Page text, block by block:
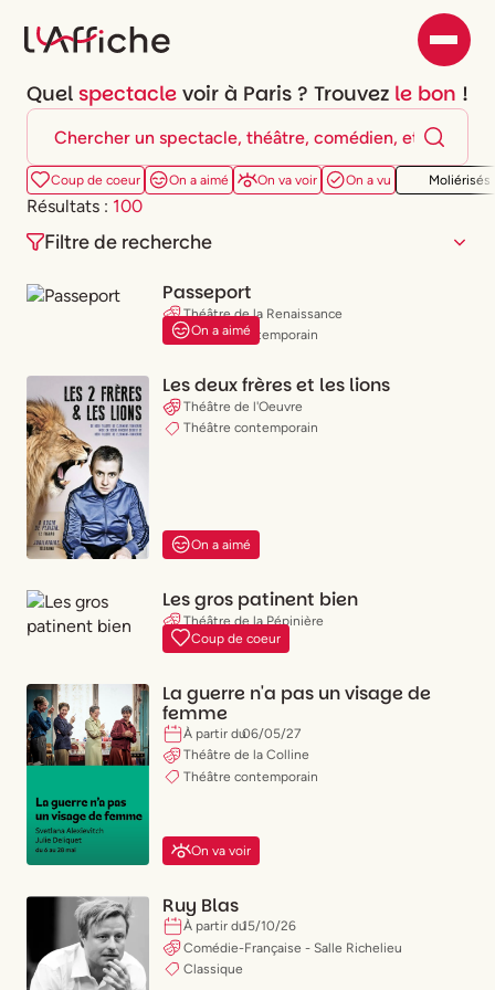
Quel spectacle voir à Paris ? Trouvez le bon !
Coup de coeur On a aimé On va voir On a vu Moliérisés
Résultats : 100
Filtre de recherche
Lun. Mar. Mer. Jeu. Ven. Sam.
Peu importe Ce soir
Type de spectacle
Comédie
(X)
Classique
(X)
Jeune public
(X)
Humour
(X)
Spectacle musical
Cirque & magie
(X)
Danse
(X)
J'ai envie de
Rire
(X)
(X)
Rêver
(X)
Être surpris
Un spectacle engagé
(X)
Réfléchir
(X )
Passeport
Théâtre de la Renaissance
Théâtre contemporain
On a aimé
Les deux frères et les lions
Théâtre de l'Oeuvre
Théâtre contemporain
On a aimé
Les gros patinent bien
Théâtre de la Pépinière
Comédie
Coup de coeur
La guerre n'a pas un visage de
femme
À partir du06/05/27
Théâtre de la Colline
Théâtre contemporain
On va voir
Ruy Blas
À partir du15/10/26
Comédie-Française - Salle Richelieu
Classique